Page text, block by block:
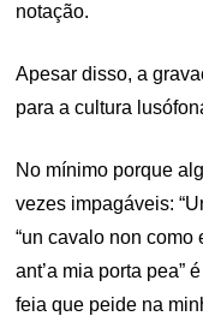
notação.
Apesar disso, a
para a cultura
No mínimo porque
vezes impagáveis:
“un cavalo non como
ant’a mia porta pea”
feia que peide na